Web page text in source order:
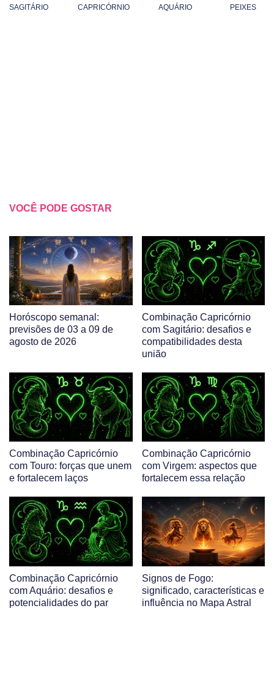
SAGITÁRIO CAPRICÓRNIO AQUÁRIO PEIXES
VOCÊ PODE GOSTAR
Horóscopo semanal:
previsões de 03 a 09 de
agosto de 2026
Combinação Capricórnio
com Sagitário: desafios e
compatibilidades desta
união
Combinação Capricórnio
com Touro: forças que unem
e fortalecem laços
Combinação Capricórnio
com Virgem: aspectos que
fortalecem essa relação
Combinação Capricórnio
com Aquário: desafios e
potencialidades do par
Signos de Fogo:
significado, características e
influência no Mapa Astral